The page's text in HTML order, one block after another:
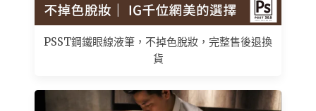
PSST鋼鐵眼線液筆，不掉色脫妝，完整售後退換
貨